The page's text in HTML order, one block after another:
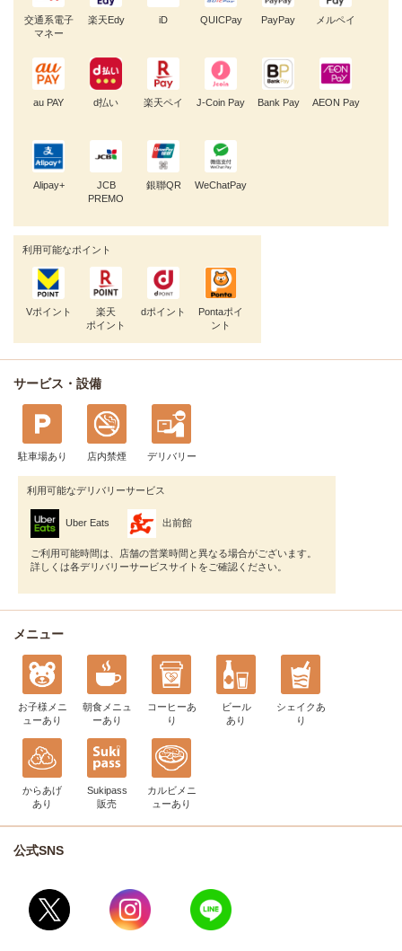
交通系電子
マネー
楽天Edy iD QUICPay PayPay メルペイ
au PAY d払い 楽天ペイ J-Coin Pay Bank Pay AEON Pay
Alipay+
JCB
PREMO
銀聯QR WeChatPay
利用可能なポイント
Vポイント
楽天
ポイント
dポイント
Pontaポイ
ント
サービス・設備
駐車場あり 店内禁煙 デリバリー
利用可能なデリバリーサービス
Uber Eats 出前館
ご利用可能時間は、店舗の営業時間と異なる場合がございます。
詳しくは各デリバリーサービスサイトをご確認ください。
メニュー
お子様メニ
ューあり
朝食メニュ
ーあり
コーヒーあ
り
ビール
あり
シェイク あ
り
からあげ
あり
Sukipass
販売
カルビメニ
ューあり
公式SNS